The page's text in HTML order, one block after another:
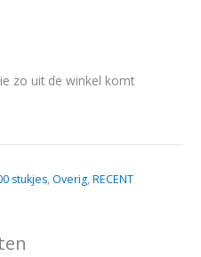
zo uit de winkel komt
stukjes, Overig, RECENT